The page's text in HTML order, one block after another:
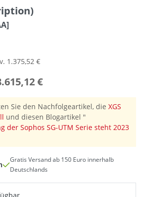
1.375,52 €
€
Sie den Nachfolgeartikel, die XGS
und diesen Blogartikel "
der Sophos SG-UTM Serie steht 2023
Gratis Versand ab 150 Euro innerhalb
Deutschlands